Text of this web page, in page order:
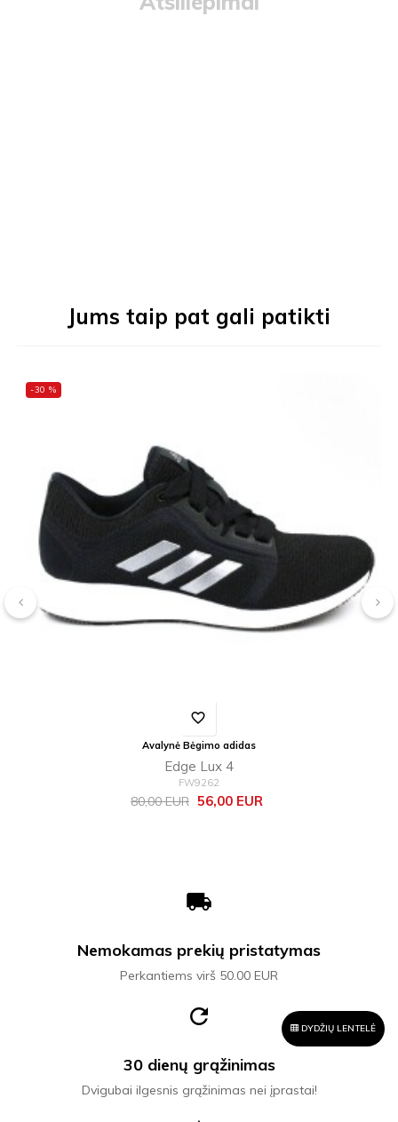
DYDŽIŲ LENTELĖ
Jums taip pat gali patikti
-30 %
favorite_border
Avalynė Bėgimo adidas
Edge Lux 4
FW9262
Bazinė
80,00 EUR Kaina
56,00 EUR
local_shipping
Nemokamas prekių pristatymas
Perkantiems virš 50.00 EUR
refresh
30 dienų grąžinimas
Dvigubai ilgesnis grąžinimas nei įprastai!